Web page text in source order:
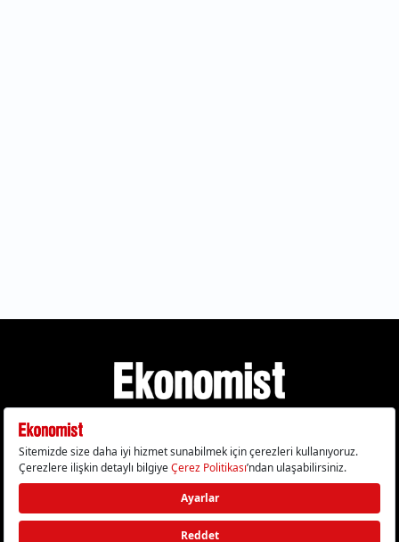
Gizlilik Politikası Çerez Politikası Çerezleri Sıfırla
KVKK Metni Künye İletişim